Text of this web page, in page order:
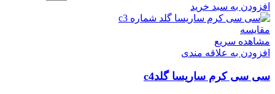
افزودن به سبد خرید
مقایسه
مشاهده سریع
افزودن به علاقه مندی
سی سی کرم ساریسا گلدc4